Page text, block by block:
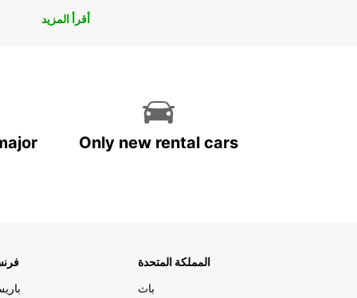
أقرأ المزيد
Only new rental cars
المملكة المتحدة
باث